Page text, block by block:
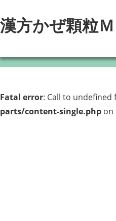
漢方かぜ顆粒
Fatal error: Call to
parts/content-single.php on